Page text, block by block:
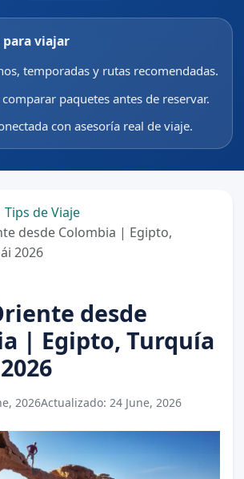
viajar
temporadas y rutas recomendadas.
paquetes antes de reservar.
con asesoría real de viaje.
Tips de Viaje
desde Colombia | Egipto,
2026
desde
| Egipto, Turquía
2026Actualizado: 24 June, 2026